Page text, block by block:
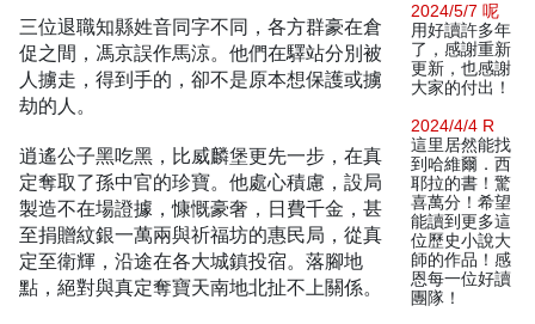
三位退職知縣姓音同字不同，各方群豪在倉
促之間，馮京誤作馬涼。他們在驛站分別被
人擄走，得到手的，卻不是原本想保護或擄
劫的人。
逍遙公子黑吃黑，比威麟堡更先一步，在真
定奪取了孫中官的珍寶。他處心積慮，設局
製造不在場證據，慷慨豪奢，日費千金，甚
至捐贈紋銀一萬兩與祈福坊的惠民局，從真
定至衛輝，沿途在各大城鎮投宿。落腳地
點，絕對與真定奪寶天南地北扯不上關係。
2024/5/7 呢
用好讀許多年
了，感謝重新
更新，也感謝
大家的付出！
2024/4/4 R
這里居然能找
到哈維爾．西
耶拉的書！驚
喜萬分！希望
能讀到更多這
位歷史小說大
師的作品！感
恩每一位好讀
團隊！